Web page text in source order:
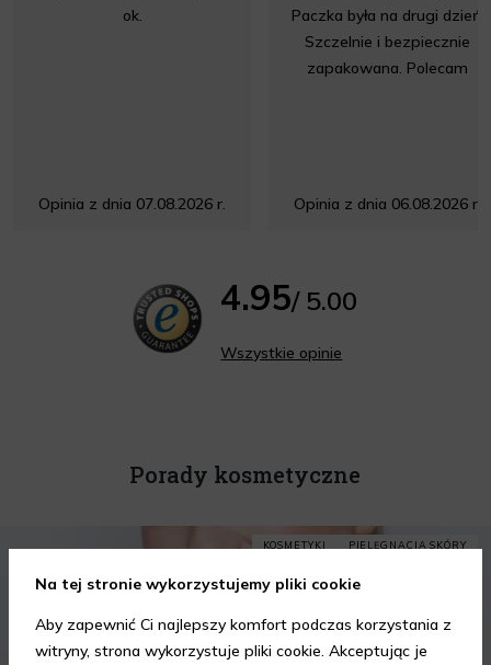
ok.
Opinia z dnia 07.08.2026 r.
Paczka była na drugi dzień.
Szczelnie i bezpiecznie
zapakowana. Polecam
Opinia z dnia 06.08.2026 r.
4.95/ 5.00
Wszystkie opinie
Porady kosmetyczne
KOSMETYKI PIELĘGNACJA SKÓRY
Na tej stronie wykorzystujemy pliki cookie
Aby zapewnić Ci najlepszy komfort podczas korzystania z
witryny, strona wykorzystuje pliki cookie. Akceptując je